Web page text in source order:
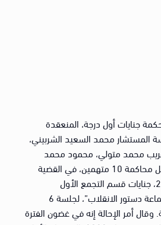
جنايات أول درجة، المنعقدة
المستشار محمد السعيد الشربيني،
محمد متولي، محمود محمد
زيدان ووائل عمران، تأجيل محاكمة 10 متهمين، في القضية
رقم 22698 لسنة 2024، جنايات قسم التجمع الأول
والمعروفة إعلاميًا بـ “جماعة دستور الانقلاب”، لجلسة 6
وقال أمر الإحالة إنه في غضون الفترة